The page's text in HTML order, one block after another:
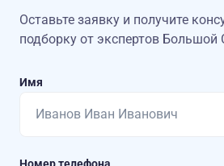
Оставьте заявку и получите
подборку от экспертов Большой
Имя